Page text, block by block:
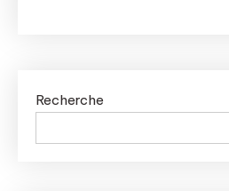
Recherche